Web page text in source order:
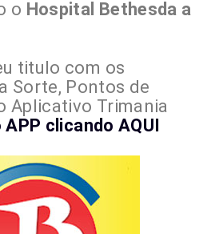
o Hospital Bethesda a
titulo com os
Sorte, Pontos de
Aplicativo Trimania
APP clicando AQUI